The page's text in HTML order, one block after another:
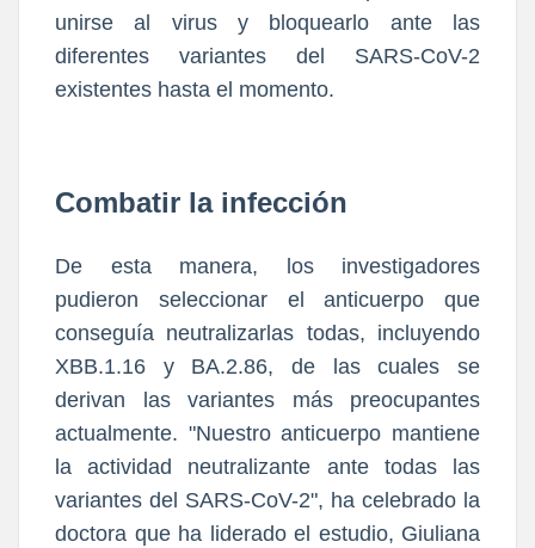
unirse al virus y bloquearlo ante las
diferentes variantes del SARS-CoV-2
existentes hasta el momento.
Combatir la infección
De esta manera, los investigadores
pudieron seleccionar el anticuerpo que
conseguía neutralizarlas todas, incluyendo
XBB.1.16 y BA.2.86, de las cuales se
derivan las variantes más preocupantes
actualmente. "Nuestro anticuerpo mantiene
la actividad neutralizante ante todas las
variantes del SARS-CoV-2", ha celebrado la
doctora que ha liderado el estudio, Giuliana